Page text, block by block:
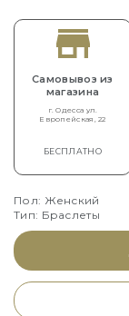
Самовывоз из
магазина
г. Одесса ул.
Европейская, 22
БЕСПЛАТНО
Пол: Женский
Тип: Браслеты